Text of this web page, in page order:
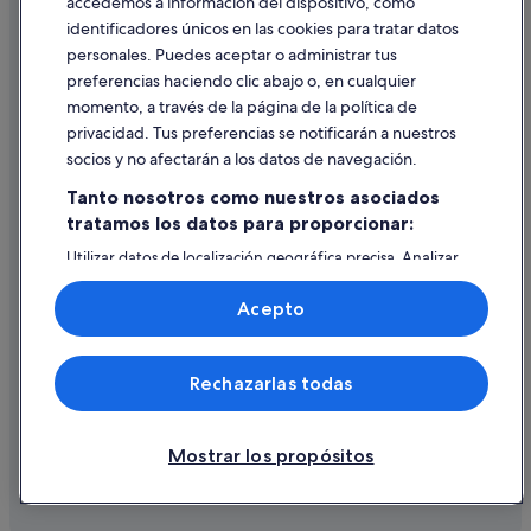
Ayuda
Cancelar un vuelo
Cancelar una reserva de hotel o de un alquiler vacacional
Utilizar un cupón de Expedia
Documentos para viajes internacionales
© 2026 Expedia, Inc., una empresa de Expedia Group. Todos los
derechos reservados. Expedia y el logotipo de Expedia son marcas
comerciales o marcas comerciales registradas de Expedia, Inc.
identificadores únicos en las cookies para tratar datos
personales. Puedes aceptar o administrar tus
preferencias haciendo clic abajo o, en cualquier
momento, a través de la página de la política de
privacidad. Tus preferencias se notificarán a nuestros
socios y no afectarán a los datos de navegación.
Tanto nosotros como nuestros asociados
tratamos los datos para proporcionar:
Utilizar datos de localización geográfica precisa. Analizar
activamente las características del dispositivo para su
identificación. Almacenar la información en un dispositivo
y/o acceder a ella. Publicidad y contenido personalizados,
medición de publicidad y contenido, investigación de
audiencia y desarrollo de servicios.
Lista de asociados (proveedores)
Mostrar los propósitos
Rechazarlas todas
Acepto